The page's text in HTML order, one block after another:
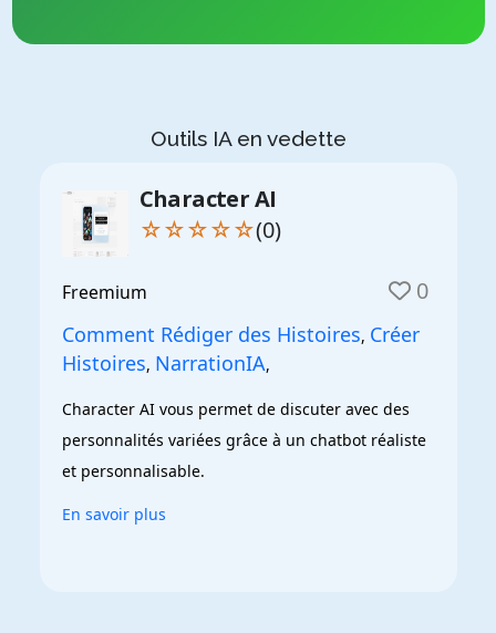
Outils IA en vedette
Character AI
☆☆☆☆☆(0)
Freemium 0
Comment Rédiger des Histoires, Créer
Histoires, NarrationIA,
Character AI vous permet de discuter avec des
personnalités variées grâce à un chatbot réaliste
et personnalisable.
En savoir plus